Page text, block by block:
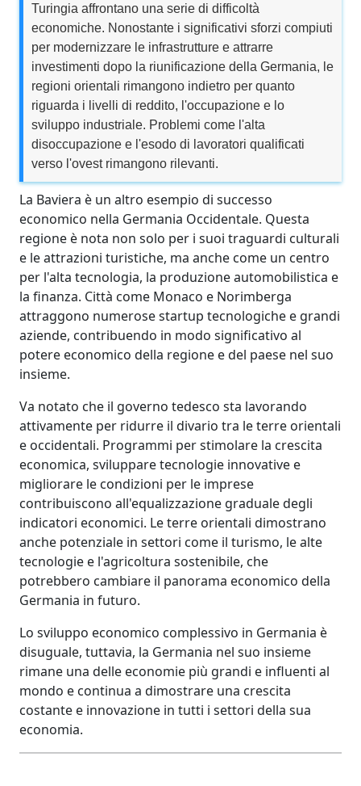
Turingia affrontano una serie di difficoltà
economiche. Nonostante i significativi sforzi compiuti
per modernizzare le infrastrutture e attrarre
investimenti dopo la riunificazione della Germania, le
regioni orientali rimangono indietro per quanto
riguarda i livelli di reddito, l'occupazione e lo
sviluppo industriale. Problemi come l'alta
disoccupazione e l'esodo di lavoratori qualificati
verso l'ovest rimangono rilevanti.
La Baviera è un altro esempio di successo
economico nella Germania Occidentale. Questa
regione è nota non solo per i suoi traguardi culturali
e le attrazioni turistiche, ma anche come un centro
per l'alta tecnologia, la produzione automobilistica e
la finanza. Città come Monaco e Norimberga
attraggono numerose startup tecnologiche e grandi
aziende, contribuendo in modo significativo al
potere economico della regione e del paese nel suo
insieme.
Va notato che il governo tedesco sta lavorando
attivamente per ridurre il divario tra le terre orientali
e occidentali. Programmi per stimolare la crescita
economica, sviluppare tecnologie innovative e
migliorare le condizioni per le imprese
contribuiscono all'equalizzazione graduale degli
indicatori economici. Le terre orientali dimostrano
anche potenziale in settori come il turismo, le alte
tecnologie e l'agricoltura sostenibile, che
potrebbero cambiare il panorama economico della
Germania in futuro.
Lo sviluppo economico complessivo in Germania è
disuguale, tuttavia, la Germania nel suo insieme
rimane una delle economie più grandi e influenti al
mondo e continua a dimostrare una crescita
costante e innovazione in tutti i settori della sua
economia.